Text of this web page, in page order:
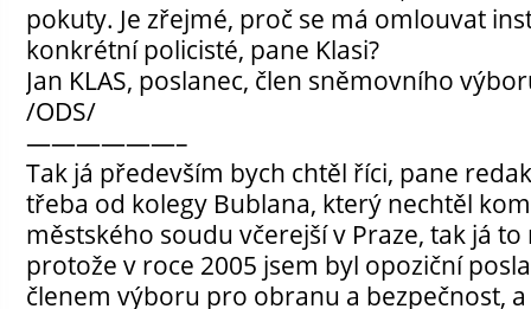
pokuty. Je zřejmé, proč se má omlouvat
konkrétní policisté, pane Klasi?
Jan KLAS, poslanec, člen sněmovního
/ODS/
——————–
Tak já především bych chtěl říci, pane
třeba od kolegy Bublana, který nechtěl
městského soudu včerejší v Praze, tak já
protože v roce 2005 jsem byl opoziční
členem výboru pro obranu a bezpečnost,